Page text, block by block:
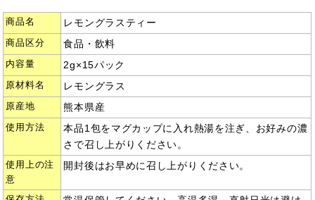
商品名 レモングラスティー
商品区分 食品・飲料
内容量 2g×15パック
原材料名 レモングラス
原産地 熊本県産
使用方法
本品1包をマグカップに入れ熱湯を注ぎ、お好みの濃
さで召し上がりください。
使用上の注
意
開封後はお早めに召し上がりください。